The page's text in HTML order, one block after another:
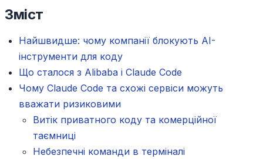
Зміст
Найшвидше: чому компанії блокують AI-
інструменти для коду
Що сталося з Alibaba і Claude Code
Чому Claude Code та схожі сервіси можуть
вважати ризиковими
Витік приватного коду та комерційної
таємниці
Небезпечні команди в терміналі